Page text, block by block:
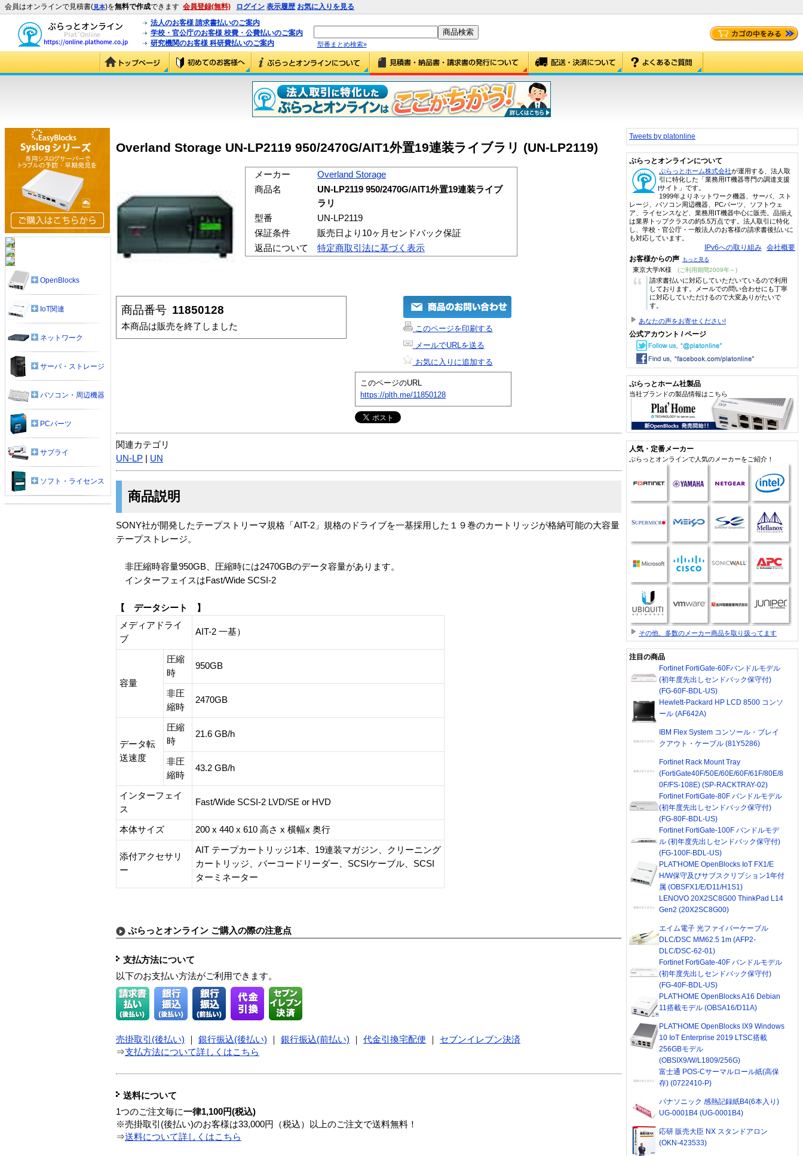
会員はオンラインで見積書(見本)を無料で作成できます 会員登録(無料) ログイン 表示履歴 お気に入りを見る
法人のお客様 請求書払いのご案内
学校・官公庁のお客様 校費・公費払いのご案内
研究機関のお客様 科研費払いのご案内
型番まとめ検索»
Overland Storage UN-LP2119 950/2470G/AIT1外置19連装ライブラリ (UN-LP2119)
メーカー
Overland Storage
商品名
UN-LP2119 950/2470G/AIT1外置19連装ライブ
ラリ
型番
UN-LP2119
保証条件
販売日より10ヶ月センドバック保証
返品について
特定商取引法に基づく表示
商品番号 11850128
本商品は販売を終了しました
このページを印刷する
メールでURLを送る
お気に入りに追加する
このページのURL
https://plth.me/11850128
関連カテゴリ
UN-LP
UN
商品説明
SONY社が開発したテープストリーマ規格「AIT-2」規格のドライブを一基採用した１９巻のカートリッジが格納可能の大容量
テープストレージ。
非圧縮時容量950GB、圧縮時には2470GBのデータ容量があります。
インターフェイスはFast/Wide SCSI-2
【 データシート 】
メディアドライ
ブ
AIT-2 一基）
容量
圧縮
時
950GB
非圧
縮時
2470GB
データ転
送速度
圧縮
時
21.6 GB/h
非圧
縮時
43.2 GB/h
インターフェイ
ス
Fast/Wide SCSI-2 LVD/SE or HVD
本体サイズ 200 x 440 x 610 高さ x 横幅x 奥行
添付アクセサリ
ー
AIT テープカートリッジ1本、19連装マガジン、クリーニング
カートリッジ、バーコードリーダー、SCSIケーブル、SCSI
ターミネーター
ぷらっとオンライン ご購入の際の注意点
支払方法について
以下のお支払い方法がご利用できます。
売掛取引(後払い) 銀行振込(後払い) 銀行振込(前払い) 代金引換宅配便
セブンイレブン決済
⇒支払方法について詳しくはこちら
送料について
1つのご注文毎に一律1,100円(税込)
※売掛取引(後払い)のお客様は33,000円（税込）以上のご注文で送料無料！
⇒送料について詳しくはこちら
OpenBlocks
IoT関連
ネットワーク
サーバ・ストレージ
パソコン・周辺機器
PCパーツ
サプライ
ソフト・ライセンス
Tweets by platonline
ぷらっとオンラインについて
ぷらっとホーム株式会社が運用する、法人取
引に特化した「業務用IT機器専門の調達支援
サイト」です。
1999年よりネットワーク機器、サーバ、スト
レージ、パソコン周辺機器、PCパーツ、ソフトウェ
ア、ライセンスなど、業務用IT機器中心に販売。品揃え
は業界トップクラスの約5.5万点です。法人取引に特化
し、学校・官公庁・一般法人のお客様の請求書後払いに
も対応しています。
IPv6への取り組み 会社概要
お客様からの声 もっと見る
東京大学/K様 (ご利用期間2009年～)
“
請求書払いに対応していただいているので利用
しております。メールでの問い合わせにも丁寧
に対応していただけるので大変ありがたいで
す。
あなたの声をお寄せください!
公式アカウント / ページ
ぷらっとホーム社製品
当社ブランドの製品情報はこちら
人気・定番メーカー
ぷらっとオンラインで人気のメーカーをご紹介！
その他、多数のメーカー商品を取り扱ってます
注目の商品
Fortinet FortiGate-60Fバンドルモデル
(初年度先出しセンドバック保守付)
(FG-60F-BDL-US)
Hewlett-Packard HP LCD 8500 コンソ
ール (AF642A)
IBM Flex System コンソール・ブレイ
クアウト・ケーブル (81Y5286)
Fortinet Rack Mount Tray
(FortiGate40F/50E/60E/60F/61F/80E/8
0F/FS-108E) (SP-RACKTRAY-02)
Fortinet FortiGate-80F バンドルモデル
(初年度先出しセンドバック保守付)
(FG-80F-BDL-US)
Fortinet FortiGate-100F バンドルモデ
ル (初年度先出しセンドバック保守付)
(FG-100F-BDL-US)
PLAT'HOME OpenBlocks IoT FX1/E
H/W保守及びサブスクリプション1年付
属 (OBSFX1/E/D11/H1S1)
LENOVO 20X2SC8G00 ThinkPad L14
Gen2 (20X2SC8G00)
エイム電子 光ファイバーケーブル
DLC/DSC MM62.5 1m (AFP2-
DLC/DSC-62-01)
Fortinet FortiGate-40F バンドルモデル
(初年度先出しセンドバック保守付)
(FG-40F-BDL-US)
PLAT'HOME OpenBlocks A16 Debian
11搭載モデル (OBSA16/D11A)
PLAT'HOME OpenBlocks IX9 Windows
10 IoT Enterprise 2019 LTSC搭載
256GBモデル
(OBSIX9/W/L1809/256G)
富士通 POS-Cサーマルロール紙(高保
存) (0722410-P)
パナソニック 感熱記録紙B4(6本入り)
UG-0001B4 (UG-0001B4)
応研 販売大臣 NX スタンドアロン
(OKN-423533)